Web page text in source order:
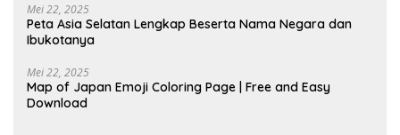
Mei 22, 2025
Peta Asia Selatan Lengkap Beserta Nama Negara dan
Ibukotanya
Mei 22, 2025
Map of Japan Emoji Coloring Page | Free and Easy
Download